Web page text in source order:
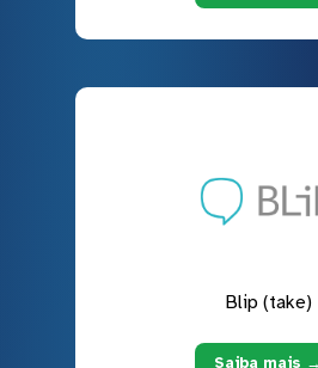
Blip (take)
Saiba mais →